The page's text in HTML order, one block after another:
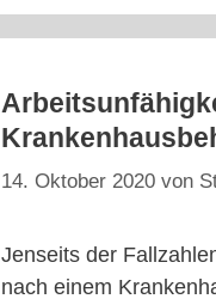
14. Oktober 2020 von
Jenseits der
nach einem